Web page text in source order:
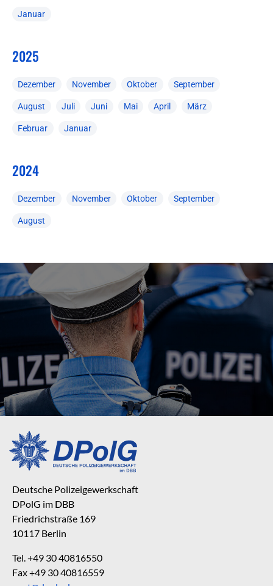
Januar
2025
Dezember November Oktober September
August Juli Juni Mai April März
Februar Januar
2024
Dezember November Oktober September
August
Deutsche Polizeigewerkschaft
DPolG im DBB
Friedrichstraße 169
10117 Berlin
Tel. +49 30 40816550
Fax +49 30 40816559